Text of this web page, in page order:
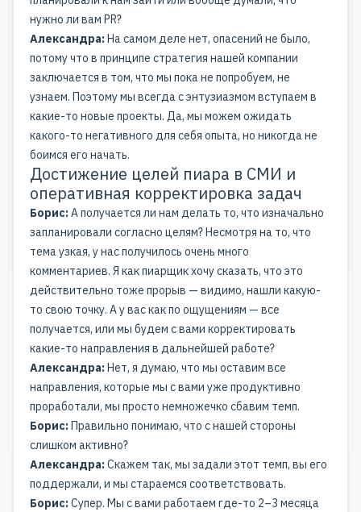
нужно ли вам PR?
Александра:На самом деле нет, опасений не было,
потому что в принципе стратегия нашей компании
заключается в том, что мы пока не попробуем, не
узнаем. Поэтому мы всегда с энтузиазмом вступаем в
какие-то новые проекты. Да, мы можем ожидать
какого-то негативного для себя опыта, но никогда не
боимся его начать.
Достижение целей пиара в СМИ и
оперативная корректировка задач
Борис:А получается ли нам делать то, что изначально
запланировали согласно целям? Несмотря на то, что
тема узкая, у нас получилось очень много
комментариев. Я как пиарщик хочу сказать, что это
действительно тоже прорыв — видимо, нашли какую-
то свою точку. А у вас как по ощущениям — все
получается, или мы будем с вами корректировать
какие-то направления в дальнейшей работе?
Александра:Нет, я думаю, что мы оставим все
направления, которые мы с вами уже продуктивно
проработали, мы просто немножечко сбавим темп.
Борис:Правильно понимаю, что с нашей стороны
слишком активно?
Александра:Скажем так, мы задали этот темп, вы его
поддержали, и мы стараемся соответствовать.
Борис:Супер. Мы с вами работаем где-то 2–3 месяца